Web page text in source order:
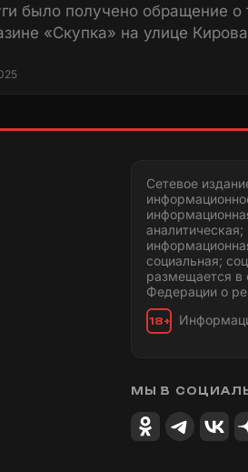
было получено обращение о
«Скупка» на улице
Сетевое
социальная;
размещается в
Федерации о
18+
МЫ В